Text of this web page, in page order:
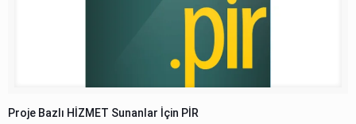
Proje Bazlı HİZMET Sunanlar İçin PİR